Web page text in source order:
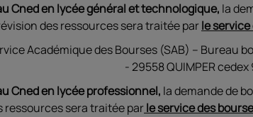
Cned en lycée général et technologique, la
des ressources sera traitée parle service
Académique des Bourses (SAB) – Bureau
- 29558 QUIMPER cedex
Cned en lycée professionnel, la demande de
ressources sera traitée parle service des